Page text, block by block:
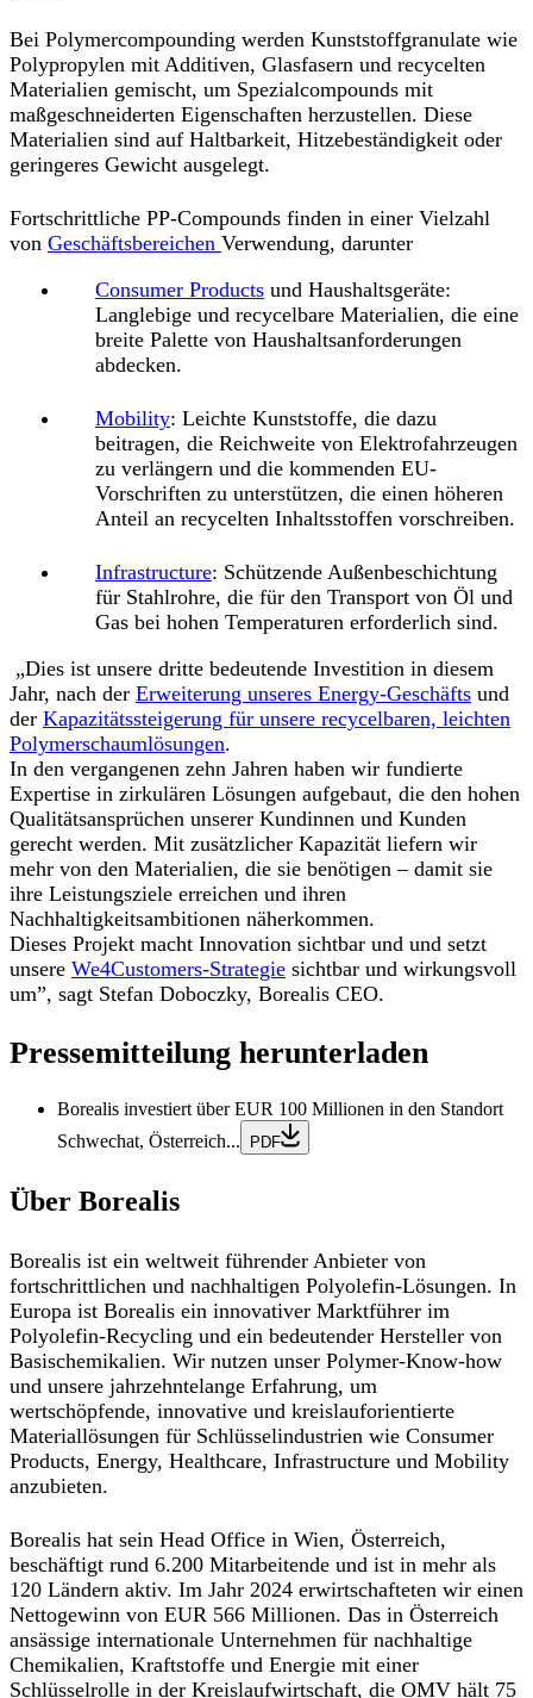
Bei Polymercompounding werden Kunststoffgranulate wie
Polypropylen mit Additiven, Glasfasern und recycelten
Materialien gemischt, um Spezialcompounds mit
maßgeschneiderten Eigenschaften herzustellen. Diese
Materialien sind auf Haltbarkeit, Hitzebeständigkeit oder
geringeres Gewicht ausgelegt.
Fortschrittliche PP-Compounds finden in einer Vielzahl
von Geschäftsbereichen Verwendung, darunter
Consumer Products und Haushaltsgeräte:
Langlebige und recycelbare Materialien, die eine
breite Palette von Haushaltsanforderungen
abdecken.
Mobility: Leichte Kunststoffe, die dazu
beitragen, die Reichweite von Elektrofahrzeugen
zu verlängern und die kommenden EU-
Vorschriften zu unterstützen, die einen höheren
Anteil an recycelten Inhaltsstoffen vorschreiben.
Infrastructure: Schützende Außenbeschichtung
für Stahlrohre, die für den Transport von Öl und
Gas bei hohen Temperaturen erforderlich sind.
„Dies ist unsere dritte bedeutende Investition in diesem
Jahr, nach der Erweiterung unseres Energy-Geschäfts und
der Kapazitätssteigerung für unsere recycelbaren, leichten
Polymerschaumlösungen.
In den vergangenen zehn Jahren haben wir fundierte
Expertise in zirkulären Lösungen aufgebaut, die den hohen
Qualitätsansprüchen unserer Kundinnen und Kunden
gerecht werden. Mit zusätzlicher Kapazität liefern wir
mehr von den Materialien, die sie benötigen – damit sie
ihre Leistungsziele erreichen und ihren
Nachhaltigkeitsambitionen näherkommen.
Dieses Projekt macht Innovation sichtbar und und setzt
unsere We4Customers-Strategie sichtbar und wirkungsvoll
um”, sagt Stefan Doboczky, Borealis CEO.
Pressemitteilung herunterladen
Borealis investiert über EUR 100 Millionen in den Standort
Schwechat, Österreich...
PDF
Über Borealis
Borealis ist ein weltweit führender Anbieter von
fortschrittlichen und nachhaltigen Polyolefin-Lösungen. In
Europa ist Borealis ein innovativer Marktführer im
Polyolefin-Recycling und ein bedeutender Hersteller von
Basischemikalien. Wir nutzen unser Polymer-Know-how
und unsere jahrzehntelange Erfahrung, um
wertschöpfende, innovative und kreislauforientierte
Materiallösungen für Schlüsselindustrien wie Consumer
Products, Energy, Healthcare, Infrastructure und Mobility
anzubieten.
Borealis hat sein Head Office in Wien, Österreich,
beschäftigt rund 6.200 Mitarbeitende und ist in mehr als
120 Ländern aktiv. Im Jahr 2024 erwirtschafteten wir einen
Nettogewinn von EUR 566 Millionen. Das in Österreich
ansässige internationale Unternehmen für nachhaltige
Chemikalien, Kraftstoffe und Energie mit einer
Schlüsselrolle in der Kreislaufwirtschaft, die OMV hält 75